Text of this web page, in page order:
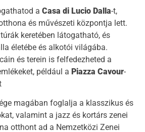
aCasa di Lucio Dalla-t,
és művészeti központja lett.
keretében látogatható, és
életébe és alkotói világába.
és terein is felfedezheted a
például aPiazza Cavour-
magában foglalja a klasszikus és
valamint a jazz és kortárs zenei
otthont ad a Nemzetközi Zenei